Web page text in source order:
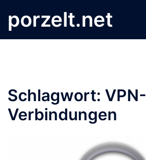
Inhalt
springen
porzelt.net
Schlagwort: VPN-
Verbindungen